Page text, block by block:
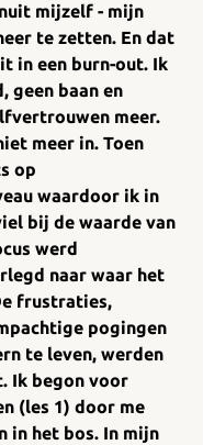
mijzelf - mijn
te zetten. En dat
in een burn-out. Ik
geen baan en
meer.
meer in. Toen
op
waardoor ik in
bij de waarde van
werd
naar waar het
frustraties,
pogingen
te leven, werden
Ik begon voor
(les 1) door me
in het bos. In mijn